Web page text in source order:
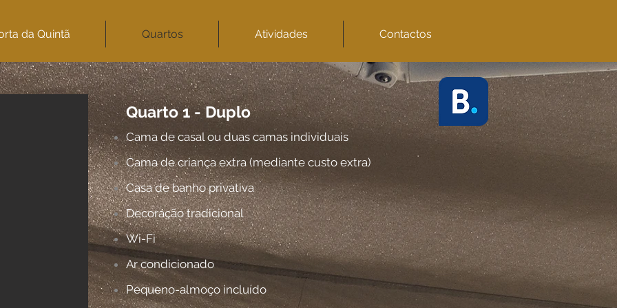
da Quintã Quartos Atividades Contactos
Quarto 1 - Duplo
Cama de casal ou duas camas individuais
Cama de criança extra (mediante custo extra)
Casa de banho privativa
Decoração tradicional
Wi-Fi
Ar condicionado
Pequeno-almoço incluído